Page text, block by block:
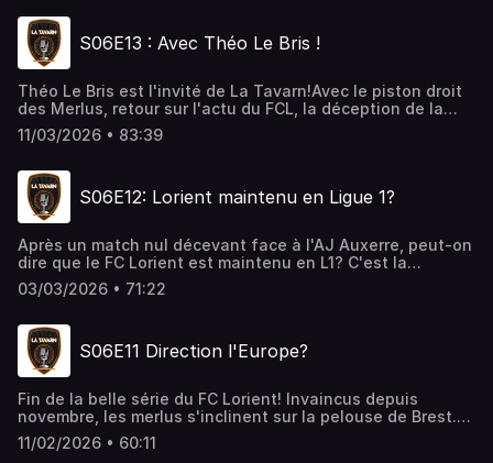
et enfin proposent leurs 11 de légende du FC Lorient!
____________________________________________________________Soutenez
La Tavarn à partir de 1€ par mois! https://fr.tipeee.com/la-
S06E13 : Avec Théo Le Bris !
Théo Le Bris est l'invité de La Tavarn!Avec le piston droit
des Merlus, retour sur l'actu du FCL, la déception de la
Coupe de France, la fin de championnat mais aussi un
bilan de son parcours depuis les catégories jeunes de l'US
oublier son avenir à un an de la fin de son
La Tavarn à partir de 1€ par mois! https://fr.tipeee.com/la-
11/03/2026 • 83:39
S06E12: Lorient maintenu en Ligue 1?
Après un match nul décevant face à l'AJ Auxerre, peut-on
dire que le FC Lorient est maintenu en L1? C'est la
question que Julien, Lucas et Pierrot se posent dans ce
nouvel épisode avant de se tourner vers LE match de la
Pierrot a réussi son pari du mois
La Tavarn à partir de 1€ par mois! https://fr.tipeee.com/la-
03/03/2026 • 71:22
S06E11 Direction l'Europe?
Fin de la belle série du FC Lorient! Invaincus depuis
novembre, les merlus s'inclinent sur la pelouse de Brest.
Retour sur ce match, sur la semaine réussie cependant du
FCL et point au classement : peut-on jouer l'Europe?
11/02/2026 • 60:11